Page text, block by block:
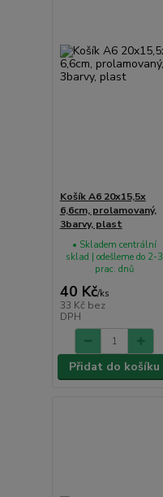
Košík A6 20x15,5x
6,6cm, prolamovaný,
3barvy, plast
40 Kč/ks
33 Kč bez
DPH
• Skladem centrální
sklad | odešleme do 2-3
prac. dnů
Přidat do košíku